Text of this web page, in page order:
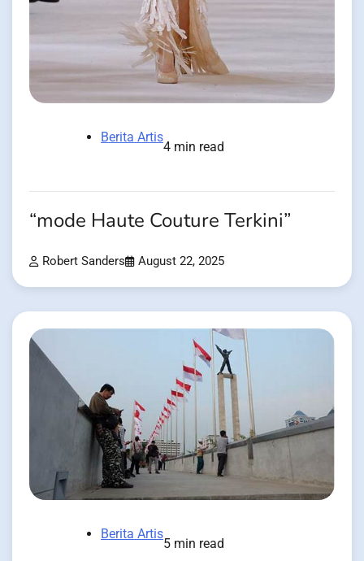
Berita Artis
4 min read
“mode Haute Couture Terkini”
Robert Sanders August 22, 2025
Berita Artis
5 min read